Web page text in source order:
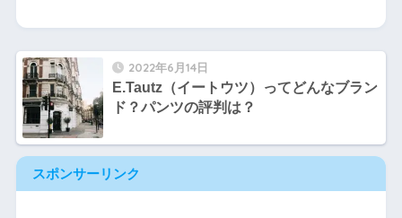
2022年6月14日
E.Tautz（イートウツ）ってどんなブラン
ド？パンツの評判は？
スポンサーリンク